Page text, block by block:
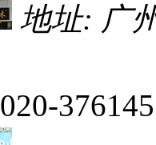
地址: 广
020-